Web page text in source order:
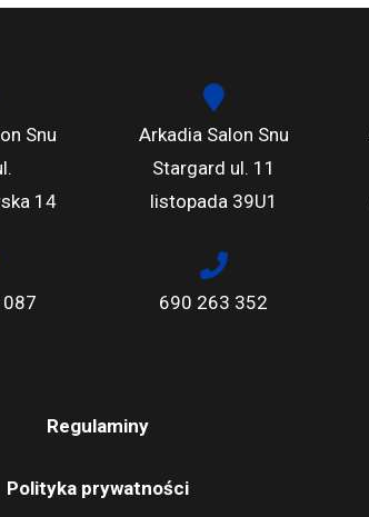
Snu
14
Arkadia Salon Snu
Stargard ul. 11
listopada 39U1
690 263 352
Regulaminy
Polityka prywatności